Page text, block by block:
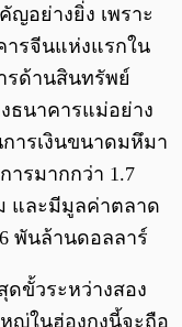
ญอย่างยิ่ง เพราะ
ารจีนแห่งแรกใน
รด้านสินทรัพย์
ธนาคารแม่อย่าง
การเงินขนาดมหึมา
รมากกว่า 1.7
และมีมูลค่าตลาด
พันล้านดอลลาร์
ขั้วระหว่างสอง
ญ่ในฮ่องกงนี้จะถือ